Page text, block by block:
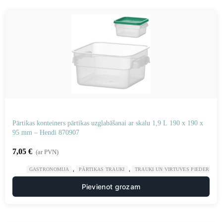
Pārtikas konteiners pārtikas uzglabāšanai ar skalu 1,9 L 190 x 190 x
95 mm – Hendi 870907
7,05 € (ar PVN)
GASTRONOMIJA PĀRTIKAS TRAUKI TRAUKI UN VIRTUVES PIEDERUMI
Pievienot grozam